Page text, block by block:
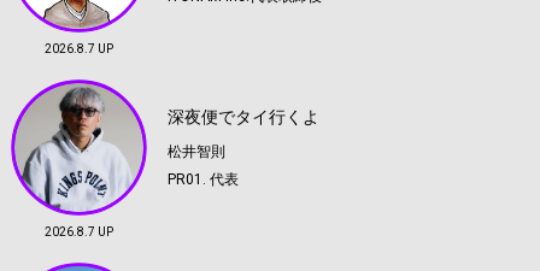
2026.8.7 UP
2026.8.7 UP
深夜便でタイ行くよ
松井智則
PR01. 代表